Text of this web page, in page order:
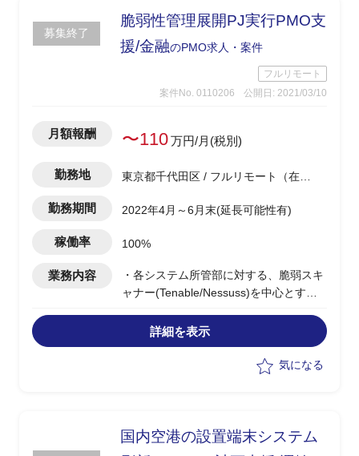
募集終了
脆弱性管理展開PJ実行PMO支
援/金融のPMO求人・案件
フルリモート
案件No. 0110206
公開日: 2021/03/10
月額報酬 〜110万円/月(税別)
勤務地
東京都千代田区 / フルリモート（在
勤務期間 2022年4月～6月末(延長可能性有)
稼働率 100%
業務内容
・各システム所管部に対する、脆弱スキ
ャナー(Tenable/Nessuss)を中心とする
下実務
-PMO実務
-脆弱性管理の各種方針定義
詳細を表示
気になる
国内空港の設置端末システム